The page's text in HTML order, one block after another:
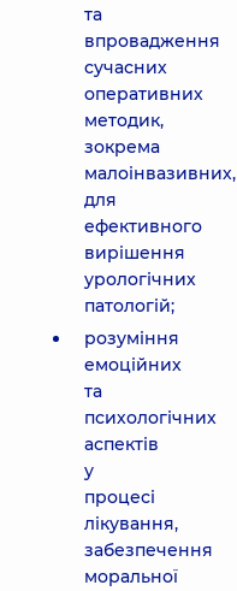
та
впровадження
сучасних
оперативних
методик,
зокрема
малоінвазивних,
для
ефективного
вирішення
урологічних
патологій;
розуміння
емоційних
та
психологічних
аспектів
у
процесі
лікування,
забезпечення
моральної